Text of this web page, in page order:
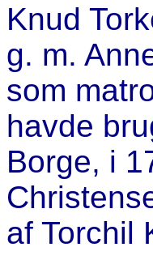
Knud
g. m.
som
havde
Borge, i
af Torchil